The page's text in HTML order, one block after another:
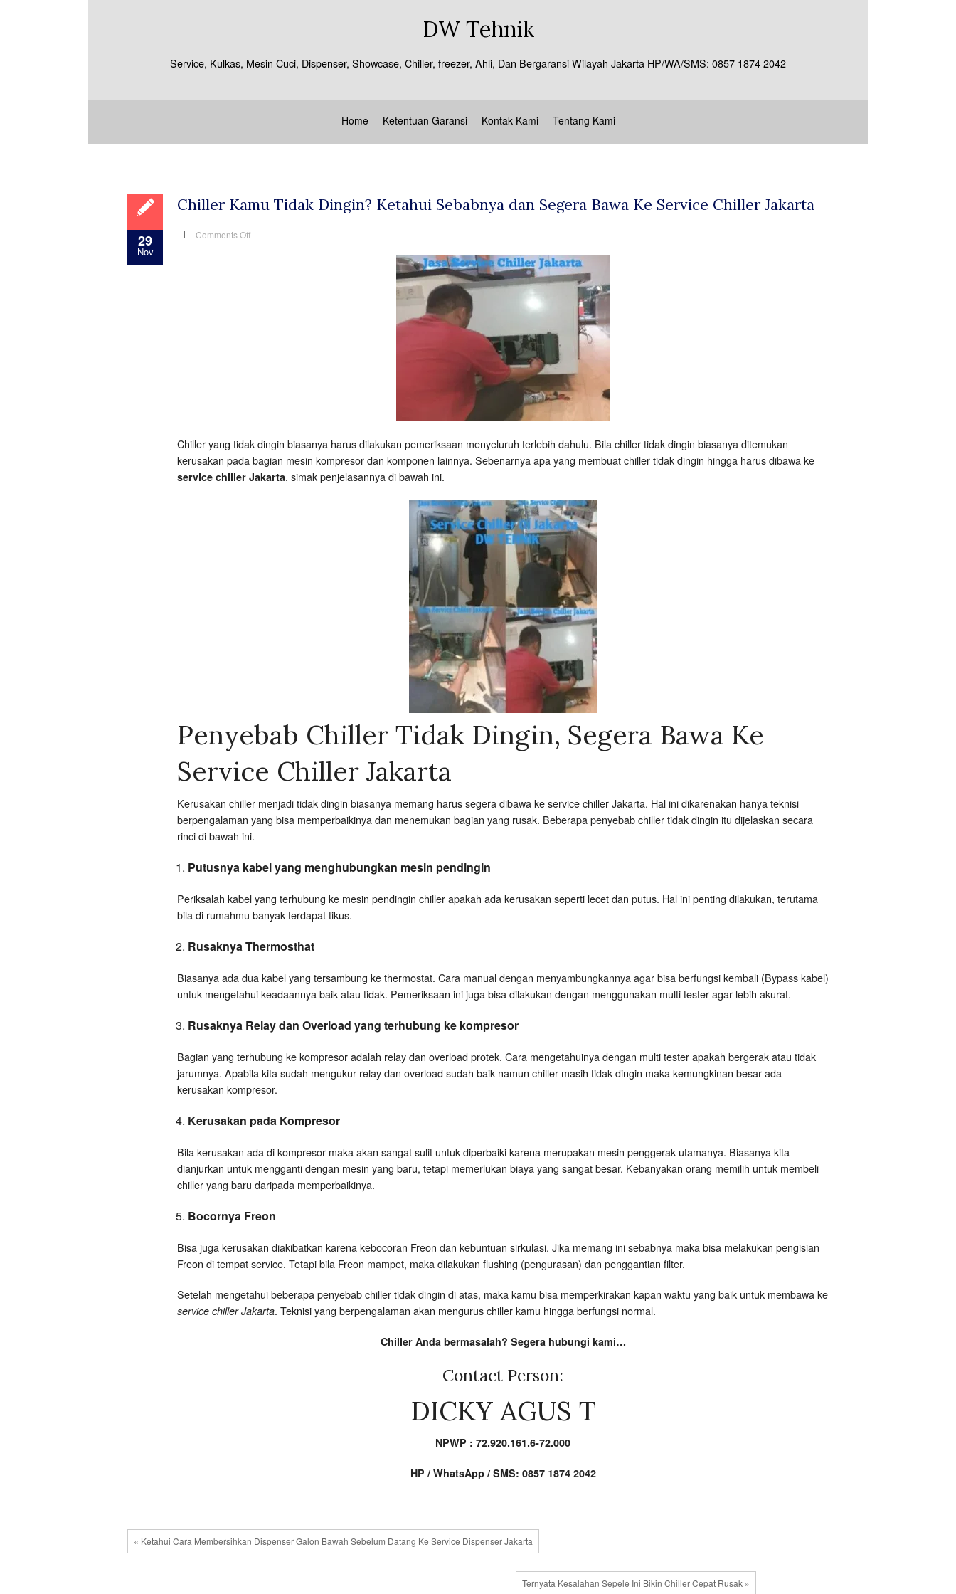
DW Tehnik
Service, Kulkas, Mesin Cuci, Dispenser, Showcase, Chiller, freezer, Ahli, Dan Bergaransi Wilayah Jakarta HP/WA/SMS: 0857 1874 2042
Home Ketentuan Garansi Kontak Kami Tentang Kami
29
Nov
Chiller Kamu Tidak Dingin? Ketahui Sebabnya dan Segera Bawa Ke Service Chiller Jakarta
Comments Offon
Chiller yang tidak dingin biasanya harus dilakukan pemeriksaan menyeluruh terlebih dahulu. Bila chiller tidak dingin biasanya ditemukan
kerusakan pada bagian mesin kompresor dan komponen lainnya. Sebenarnya apa yang membuat chiller tidak dingin hingga harus dibawa ke
service chiller Jakarta, simak penjelasannya di bawah ini.
Penyebab Chiller Tidak Dingin, Segera Bawa Ke
Service Chiller Jakarta
Kerusakan chiller menjadi tidak dingin biasanya memang harus segera dibawa ke service chiller Jakarta. Hal ini dikarenakan hanya teknisi
berpengalaman yang bisa memperbaikinya dan menemukan bagian yang rusak. Beberapa penyebab chiller tidak dingin itu dijelaskan secara
rinci di bawah ini.
Putusnya kabel yang menghubungkan mesin pendingin
Periksalah kabel yang terhubung ke mesin pendingin chiller apakah ada kerusakan seperti lecet dan putus. Hal ini penting dilakukan, terutama
bila di rumahmu banyak terdapat tikus.
Rusaknya Thermosthat
Biasanya ada dua kabel yang tersambung ke thermostat. Cara manual dengan menyambungkannya agar bisa berfungsi kembali (Bypass kabel)
untuk mengetahui keadaannya baik atau tidak. Pemeriksaan ini juga bisa dilakukan dengan menggunakan multi tester agar lebih akurat.
Rusaknya Relay dan Overload yang terhubung ke kompresor
Bagian yang terhubung ke kompresor adalah relay dan overload protek. Cara mengetahuinya dengan multi tester apakah bergerak atau tidak
jarumnya. Apabila kita sudah mengukur relay dan overload sudah baik namun chiller masih tidak dingin maka kemungkinan besar ada
kerusakan kompresor.
Kerusakan pada Kompresor
Bila kerusakan ada di kompresor maka akan sangat sulit untuk diperbaiki karena merupakan mesin penggerak utamanya. Biasanya kita
dianjurkan untuk mengganti dengan mesin yang baru, tetapi memerlukan biaya yang sangat besar. Kebanyakan orang memilih untuk membeli
chiller yang baru daripada memperbaikinya.
Bocornya Freon
Bisa juga kerusakan diakibatkan karena kebocoran Freon dan kebuntuan sirkulasi. Jika memang ini sebabnya maka bisa melakukan pengisian
Freon di tempat service. Tetapi bila Freon mampet, maka dilakukan flushing (pengurasan) dan penggantian filter.
Setelah mengetahui beberapa penyebab chiller tidak dingin di atas, maka kamu bisa memperkirakan kapan waktu yang baik untuk membawa ke
service chiller Jakarta. Teknisi yang berpengalaman akan mengurus chiller kamu hingga berfungsi normal.
Chiller Anda bermasalah? Segera hubungi kami…
Contact Person:
DICKY AGUS T
NPWP : 72.920.161.6-72.000
HP / WhatsApp / SMS: 0857 1874 2042
« Ketahui Cara Membersihkan Dispenser Galon Bawah Sebelum Datang Ke Service Dispenser Jakarta
Ternyata Kesalahan Sepele Ini Bikin Chiller Cepat Rusak »